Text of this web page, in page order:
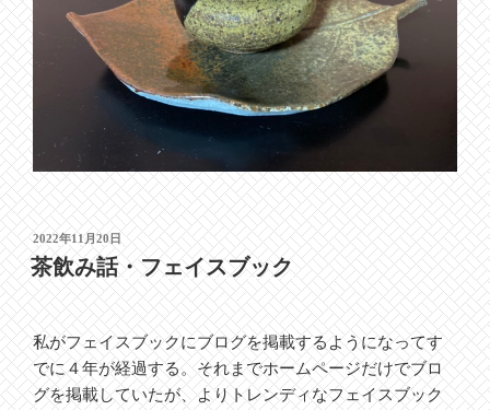
投
稿
日:
2022年11月20日
茶飲み話・フェイスブック
私がフェイスブックにブログを掲載するようになってす
でに４年が経過する。それまでホームページだけでブロ
グを掲載していたが、よりトレンディなフェイスブック